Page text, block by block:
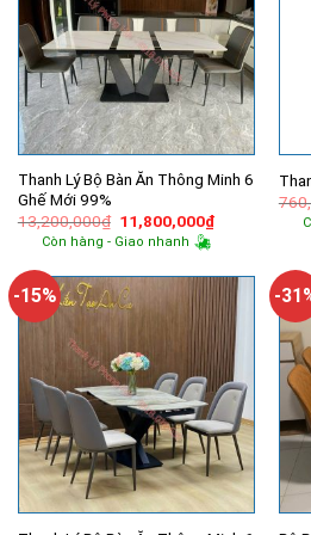
Thanh Lý Bộ Bàn Ăn Thông Minh 6
Ghế Mới 99%
13,200,000₫ Giá
gốc
là:
11,800,000₫Giá
hiện
11,800,000₫.
Còn hàng - Giao nhanh
-15% -